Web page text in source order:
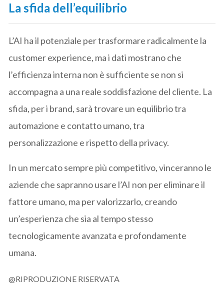
La sfida dell’equilibrio
L’AI ha il potenziale per trasformare radicalmente la
customer experience, ma i dati mostrano che
l’efficienza interna non è sufficiente se non si
accompagna a una reale soddisfazione del cliente. La
sfida, per i brand, sarà trovare un equilibrio tra
automazione e contatto umano, tra
personalizzazione e rispetto della privacy.
In un mercato sempre più competitivo, vinceranno le
aziende che sapranno usare l’AI non per eliminare il
fattore umano, ma per valorizzarlo, creando
un’esperienza che sia al tempo stesso
tecnologicamente avanzata e profondamente
umana.
@RIPRODUZIONE RISERVATA